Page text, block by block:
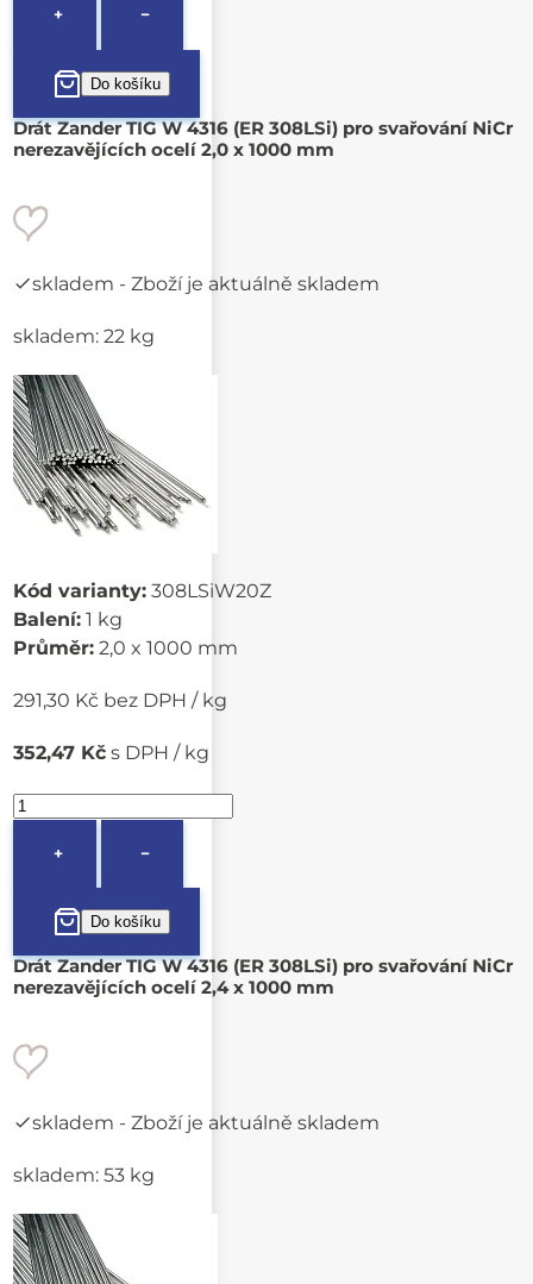
+ −
Drát Zander TIG W 4316 (ER 308LSi) pro svařování NiCr
nerezavějících ocelí 2,0 x 1000 mm
skladem - Zboží je aktuálně skladem
skladem: 22 kg
Kód varianty: 308LSiW20Z
Balení: 1 kg
Průměr: 2,0 x 1000 mm
291,30 Kč bez DPH / kg
352,47 Kč s DPH / kg
+ −
Drát Zander TIG W 4316 (ER 308LSi) pro svařování NiCr
nerezavějících ocelí 2,4 x 1000 mm
skladem - Zboží je aktuálně skladem
skladem: 53 kg